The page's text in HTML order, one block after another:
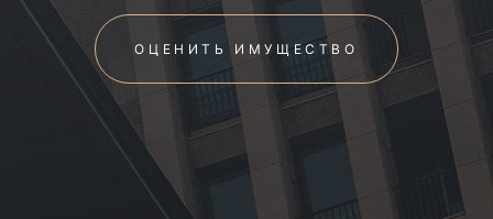
ОЦЕНИТЬ ИМУЩЕСТВО